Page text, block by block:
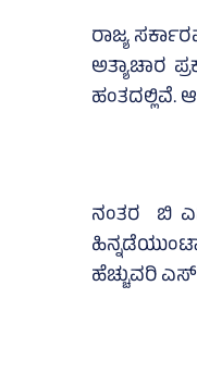
ರಾಜ್ಯ
ಅತ್ಯಾಚಾರ
ಹಂತದಲ್ಲಿವೆ.
ನಂತರ ಬಿ
ಹೆಚ್ಚುವರಿ